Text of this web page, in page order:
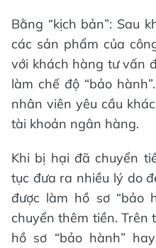
Bằng “kịch bản”: Sau
các sản phẩm của
với khách hàng tư vấn
làm chế độ “bảo
nhân viên yêu cầu
tài khoản ngân hàng.
Khi bị hại đã chuyển
tục đưa ra nhiều lý do
được làm hồ sơ “bảo
chuyển thêm tiền. Trên
hồ sơ “bảo hành”